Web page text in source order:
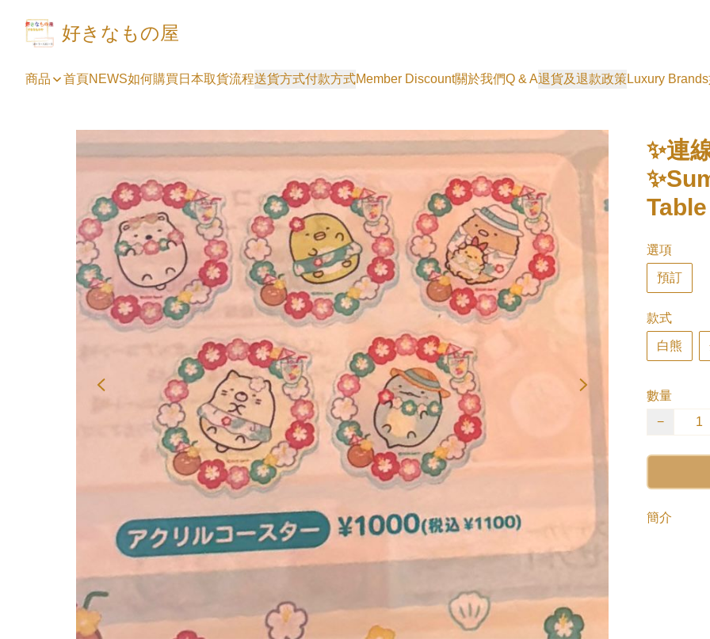
好きなもの屋
商品 首頁NEWS如何購買 日本取貨流程送貨方式付款方式Member Discount關於我們Q & A退貨及退款政策Luxury Brands
✨連
選項
預訂
款式
白熊
數量
−
簡介